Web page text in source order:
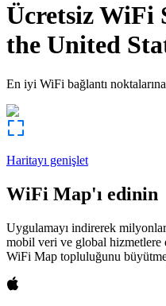
Ücretsiz WiFi
the United
En iyi WiFi bağlantı
Haritayı genişlet
WiFi Map'ı edinin
Uygulamayı indirerek
mobil veri ve global hizmetlere
WiFi Map topluluğunu